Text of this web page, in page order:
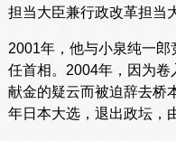
担当大臣兼行政改革担当
2001年，他与小泉纯一
任首相。2004年，因为
献金的疑云而被迫辞去桥
年日本大选，退出政坛，